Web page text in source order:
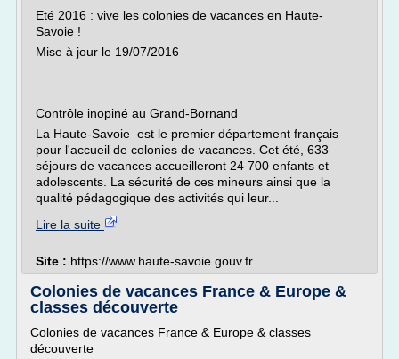
Eté 2016 : vive les colonies de vacances en Haute-
Savoie !
Mise à jour le 19/07/2016
Contrôle inopiné au Grand-Bornand
La Haute-Savoie est le premier département français
pour l'accueil de colonies de vacances. Cet été, 633
séjours de vacances accueilleront 24 700 enfants et
adolescents. La sécurité de ces mineurs ainsi que la
qualité pédagogique des activités qui leur...
Lire la suite
Site : https://www.haute-savoie.gouv.fr
Colonies de vacances France & Europe &
classes découverte
Colonies de vacances France & Europe & classes
découverte